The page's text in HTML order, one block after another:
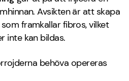
Avsikten är att skapa
framkallar fibros, vilket
inte kan bildas.
behöva opereras